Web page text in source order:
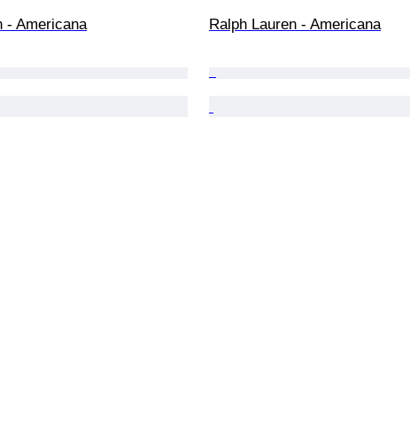
- Americana Ralph Lauren - Americana